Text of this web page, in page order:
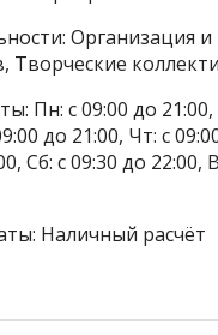
Организация
Творческие
Пн: с 09:00 до 21:00,
до 21:00, Чт: с
Сб: с 09:30 до 22:00,
Наличный расчёт